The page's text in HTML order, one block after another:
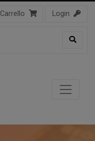
Carrello Login